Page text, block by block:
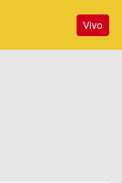
Vivo